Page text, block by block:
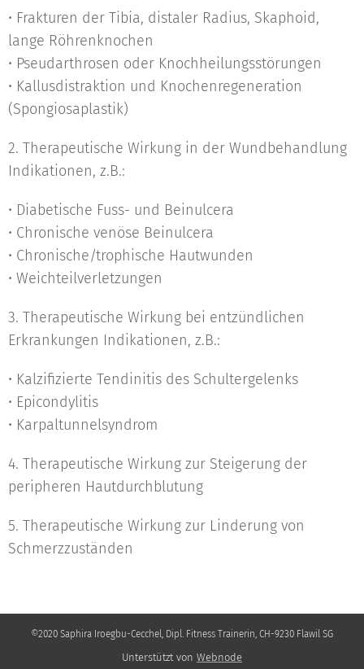
• Frakturen der Tibia, distaler Radius, Skaphoid,
lange Röhrenknochen
• Pseudarthrosen oder Knochheilungsstörungen
• Kallusdistraktion und Knochenregeneration
(Spongiosaplastik)
2. Therapeutische Wirkung in der Wundbehandlung
Indikationen, z.B.:
• Diabetische Fuss- und Beinulcera
• Chronische venöse Beinulcera
• Chronische/trophische Hautwunden
• Weichteilverletzungen
3. Therapeutische Wirkung bei entzündlichen
Erkrankungen Indikationen, z.B.:
• Kalzifizierte Tendinitis des Schultergelenks
• Epicondylitis
• Karpaltunnelsyndrom
4. Therapeutische Wirkung zur Steigerung der
peripheren Hautdurchblutung
5. Therapeutische Wirkung zur Linderung von
Schmerzzuständen
©2020 Saphira Iroegbu-Cecchel, Dipl. Fitness Trainerin, CH-9230 Flawil SG
Unterstützt von Webnode